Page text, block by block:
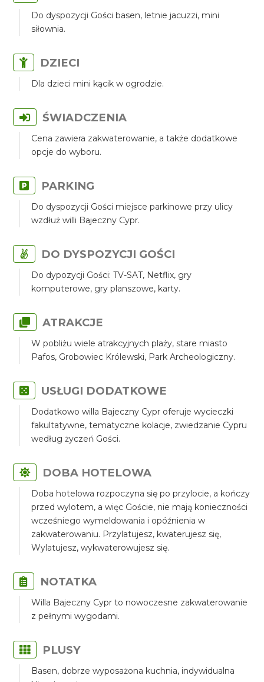
Do dyspozycji Gości basen, letnie jacuzzi, mini
siłownia.
DZIECI
Dla dzieci mini kącik w ogrodzie.
ŚWIADCZENIA
Cena zawiera zakwaterowanie, a także dodatkowe
opcje do wyboru.
PARKING
Do dyspozycji Gości miejsce parkinowe przy ulicy
wzdłuż willi Bajeczny Cypr.
DO DYSPOZYCJI GOŚCI
Do dypozycji Gości: TV-SAT, Netflix, gry
komputerowe, gry planszowe, karty.
ATRAKCJE
W pobliżu wiele atrakcyjnych plaży, stare miasto
Pafos, Grobowiec Królewski, Park Archeologiczny.
USŁUGI DODATKOWE
Dodatkowo willa Bajeczny Cypr oferuje wycieczki
fakultatywne, tematyczne kolacje, zwiedzanie Cypru
według życzeń Gości.
DOBA HOTELOWA
Doba hotelowa rozpoczyna się po przylocie, a kończy
przed wylotem, a więc Goście, nie mają konieczności
wcześniego wymeldowania i opóźnienia w
zakwaterowaniu. Przylatujesz, kwaterujesz się,
Wylatujesz, wykwaterowujesz się.
NOTATKA
Willa Bajeczny Cypr to nowoczesne zakwaterowanie
z pełnymi wygodami.
PLUSY
Basen, dobrze wyposażona kuchnia, indywidualna